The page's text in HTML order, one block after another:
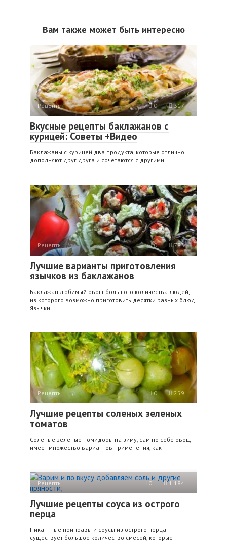
Вам также может быть интересно
Рецепты 0 317
Вкусные рецепты баклажанов с
курицей: Советы +Видео
Баклажаны с курицей два продукта, которые отлично
дополняют друг друга и сочетаются с другими
Рецепты 0 783
Лучшие варианты приготовления
язычков из баклажанов
Баклажан любимый овощ большого количества людей,
из которого возможно приготовить десятки разных блюд.
Язычки
Рецепты 0 259
Лучшие рецепты соленых зеленых
томатов
Соленые зеленые помидоры на зиму, сам по себе овощ
имеет множество вариантов применения, как
Рецепты 0 1 184
Лучшие рецепты соуса из острого
перца
Пикантные приправы и соусы из острого перца-
существует большое количество смесей, которые